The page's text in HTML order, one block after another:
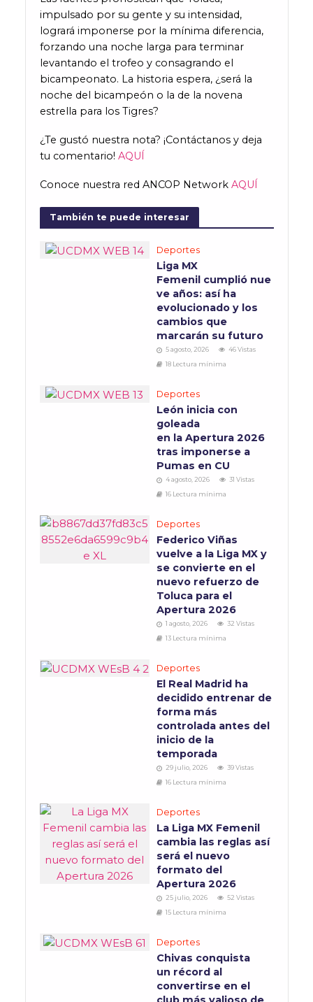
impulsado por su gente y su intensidad,
logrará imponerse por la mínima diferencia,
forzando una noche larga para terminar
levantando el trofeo y consagrando el
bicampeonato. La historia espera, ¿será la
noche del bicampeón o la de la novena
estrella para los Tigres?
¿Te gustó nuestra nota? ¡Contáctanos y deja
tu comentario! AQUÍ
Conoce nuestra red ANCOP Network AQUÍ
También te puede interesar
Deportes
Liga MX
Femenil cumplió nue
ve años: así ha
evolucionado y los
cambios que
marcarán su futuro
5 agosto, 2026
46 Vistas
18 Lectura mínima
Deportes
León inicia con
goleada
en la Apertura 2026
tras imponerse a
Pumas en CU
4 agosto, 2026
31 Vistas
16 Lectura mínima
Deportes
Federico Viñas
vuelve a la Liga MX y
se convierte en el
nuevo refuerzo de
Toluca para el
Apertura 2026
1 agosto, 2026
32 Vistas
13 Lectura mínima
Deportes
El Real Madrid ha
decidido entrenar de
forma más
controlada antes del
inicio de la
temporada
29 julio, 2026
39 Vistas
16 Lectura mínima
Deportes
La Liga MX Femenil
cambia las reglas así
será el nuevo
formato del
Apertura 2026
25 julio, 2026
52 Vistas
15 Lectura mínima
Deportes
Chivas conquista
un récord al
convertirse en el